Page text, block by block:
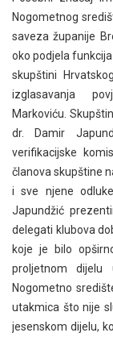
Nogometnog
saveza županije
oko podjela
skupštini
izglasavanja
Markoviću.
dr. Damir
verifikacijske
članova skupštine
i sve njene
Japundžić
delegati klubova
koje je bilo
proljetnom
Nogometno
utakmica što nije
jesenskom dijelu,